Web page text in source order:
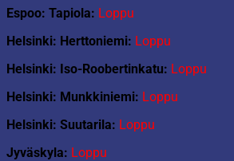
Espoo: Tapiola: Loppu
Helsinki: Herttoniemi: Loppu
Helsinki: Iso-Roobertinkatu: Loppu
Helsinki: Munkkiniemi: Loppu
Helsinki: Suutarila: Loppu
Jyväskyla: Loppu